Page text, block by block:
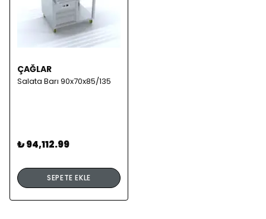
ÇAĞLAR
Salata Barı 90x70x85/135
₺ 94,112.99
SEPETE EKLE